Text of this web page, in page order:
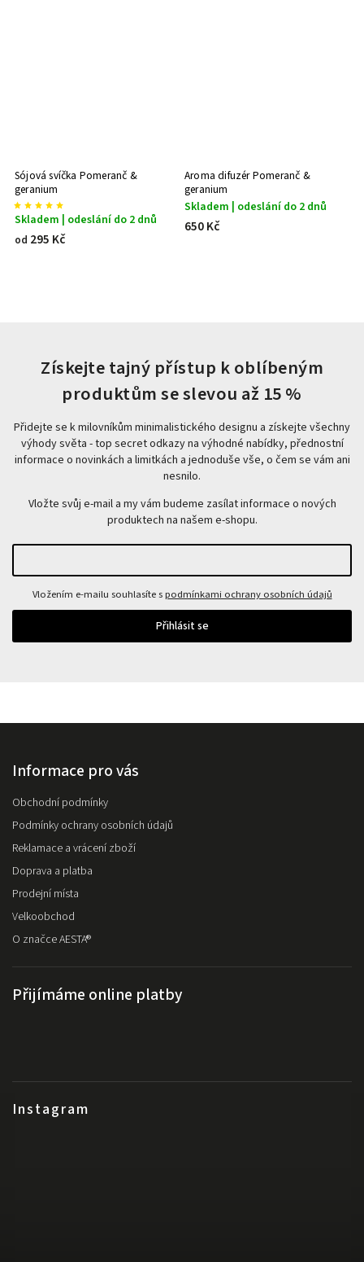
Sójová svíčka Pomeranč &
geranium
Skladem | odeslání do 2 dnů
od 295 Kč
Aroma difuzér Pomeranč &
geranium
Skladem | odeslání do 2 dnů
650 Kč
Získejte tajný přístup k oblíbeným
produktům se slevou až 15 %
Přidejte se k milovníkům minimalistického designu a získejte všechny
výhody světa - top secret odkazy na výhodné nabídky, přednostní
informace o novinkách a limitkách a jednoduše vše, o čem se vám ani
nesnilo.
Vložte svůj e-mail a my vám budeme zasílat informace o nových
produktech na našem e-shopu.
Vložením e-mailu souhlasíte spodmínkami ochrany osobních údajů
Přihlásit se
Informace pro vás
Obchodní podmínky
Podmínky ochrany osobních údajů
Reklamace a vrácení zboží
Doprava a platba
Prodejní místa
Velkoobchod
O značce AESTA®
Instagram
Přijímáme online platby